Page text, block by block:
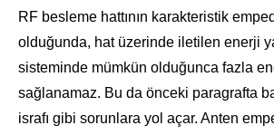
RF besleme hattının karakteristik
olduğunda, hat üzerinde iletilen enerji
sisteminde mümkün olduğunca fazla
sağlanamaz. Bu da önceki paragrafta
israfı gibi sorunlara yol açar. Anten